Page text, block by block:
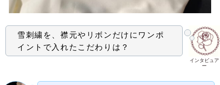
インタビュア
ー
雪刺繍を、襟元やリボンだけにワンポ
イントで入れたこだわりは？